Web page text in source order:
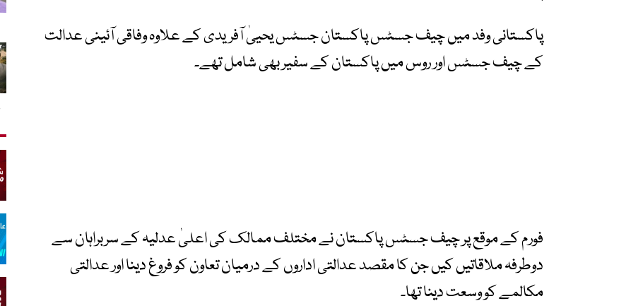
پاکستانی وفد میں چیف جسٹس پاکستان جسٹس یحییٰ آفریدی کے علاوہ وفاقی آئینی عدالت
کے چیف جسٹس اور روس میں پاکستان کے سفیر بھی شامل تھے۔
فورم کے موقع پر چیف جسٹس پاکستان نے مختلف ممالک کی اعلیٰ عدلیہ کے سربراہان سے
دوطرفہ ملاقاتیں کیں جن کا مقصد عدالتی اداروں کے درمیان تعاون کو فروغ دینا اور عدالتی
مکالمے کو وسعت دینا تھا۔